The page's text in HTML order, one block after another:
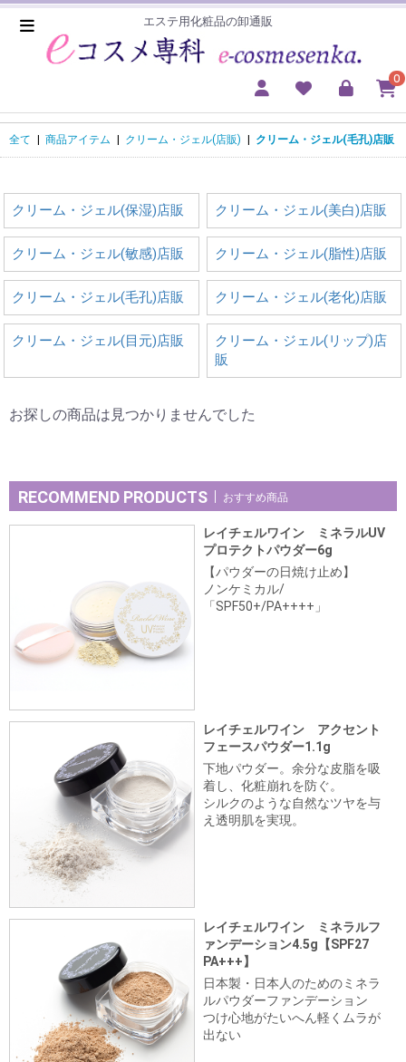
エステ用化粧品の卸通販
0
全て 商品アイテム クリーム・ジェル(店販) クリーム・ジェル(毛孔)店販
クリーム・ジェル(保湿)店販 クリーム・ジェル(美白)店販
クリーム・ジェル(敏感)店販 クリーム・ジェル(脂性)店販
クリーム・ジェル(毛孔)店販 クリーム・ジェル(老化)店販
クリーム・ジェル(目元)店販
クリーム・ジェル(リップ)店
販
お探しの商品は見つかりませんでした
RECOMMEND PRODUCTS おすすめ商品
レイチェルワイン ミネラルUV
プロテクトパウダー6g
【パウダーの日焼け止め】
ノンケミカル/
「SPF50+/PA++++」
レイチェルワイン アクセント
フェースパウダー1.1g
下地パウダー。余分な皮脂を吸
着し、化粧崩れを防ぐ。
シルクのような自然なツヤを与
え透明肌を実現。
レイチェルワイン ミネラルフ
ァンデーション4.5g【SPF27
PA+++】
日本製・日本人のためのミネラ
ルパウダーファンデーション
つけ心地がたいへん軽くムラが
出ない